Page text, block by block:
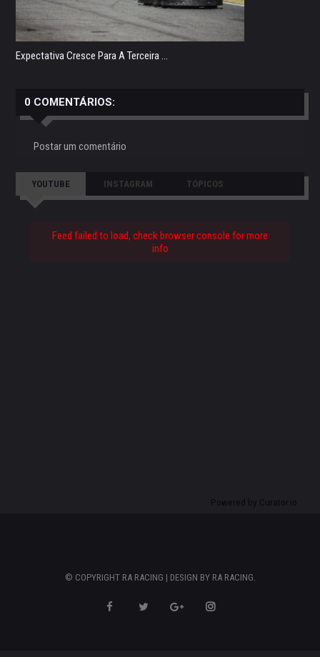
Expectativa Cresce Para A Terceira ...
0 COMENTÁRIOS:
Postar um comentário
YOUTUBE INSTAGRAM TÓPICOS
Feed failed to load, check browser console for more
info
Powered by Curator.io
© COPYRIGHT RA RACING | DESIGN BY RA RACING